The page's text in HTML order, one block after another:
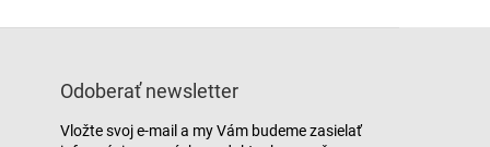
Odoberať newsletter
Vložte svoj e-mail a my Vám budeme zasielať